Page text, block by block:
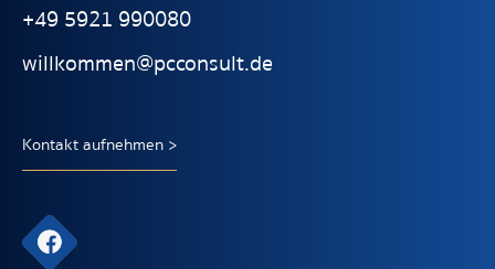
+49 5921 990080
willkommen@pcconsult.de
Kontakt aufnehmen >